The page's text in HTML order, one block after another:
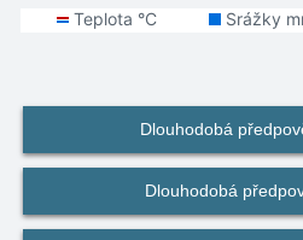
Dlouhodobá
Dlouhodobá